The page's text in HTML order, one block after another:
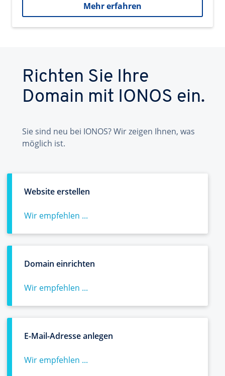
Mehr erfahren
Richten Sie Ihre
Domain mit IONOS ein.
Sie sind neu bei IONOS? Wir zeigen Ihnen, was
möglich ist.
Website erstellen
Wir empfehlen ...
Domain einrichten
Wir empfehlen ...
E-Mail-Adresse anlegen
Wir empfehlen ...